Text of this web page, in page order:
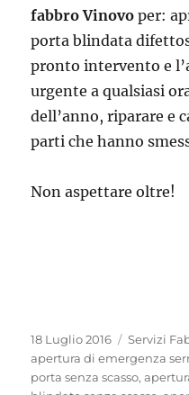
fabbro Vinovo per:
porta blindata
pronto intervento e
urgente a qualsiasi
dell’anno, riparare e
parti che hanno
Non aspettare oltre!
Pubblicato
il
18 Luglio 2016 Categorie
Servizi
apertura di emergenza
porta senza scasso,